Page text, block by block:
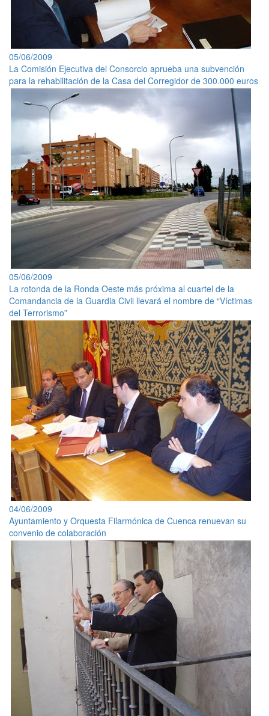
05/06/2009
La Comisión Ejecutiva del Consorcio aprueba una subvención
para la rehabilitación de la Casa del Corregidor de 300.000 euros
05/06/2009
La rotonda de la Ronda Oeste más próxima al cuartel de la
Comandancia de la Guardia Civil llevará el nombre de “Víctimas
del Terrorismo”
04/06/2009
Ayuntamiento y Orquesta Filarmónica de Cuenca renuevan su
convenio de colaboración